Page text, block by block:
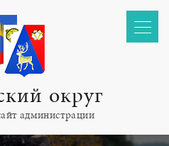
округ
администрации